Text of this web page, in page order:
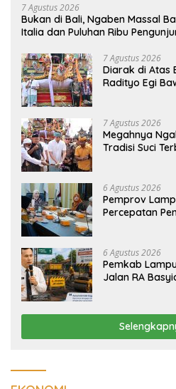
7 Agustus 2026
Bukan di Bali, Ngaben Massal
Italia dan Puluhan Ribu
7 Agustus 2026
Diarak di Atas
Radityo Egi
7 Agustus 2026
Megahnya
Tradisi Suci
6 Agustus 2026
Pemprov
Percepatan
6 Agustus 2026
Pemkab
Jalan RA